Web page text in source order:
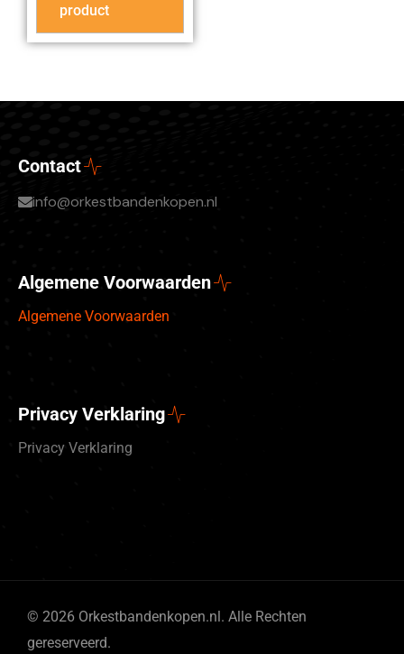
product
Contact
info@orkestbandenkopen.nl
Algemene Voorwaarden
Algemene Voorwaarden
Privacy Verklaring
Privacy Verklaring
© 2026 Orkestbandenkopen.nl. Alle Rechten
gereserveerd.